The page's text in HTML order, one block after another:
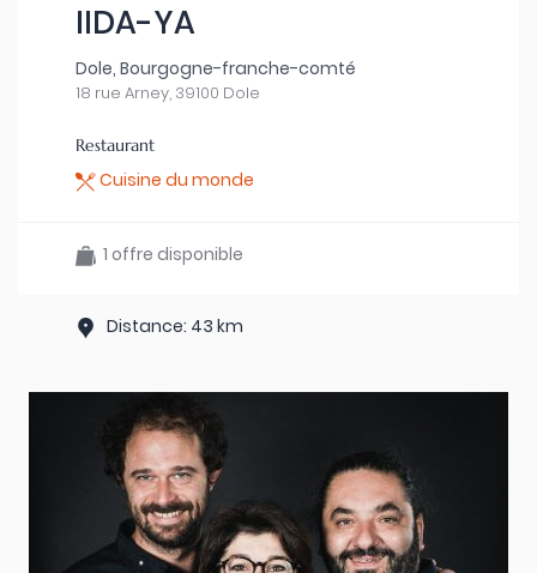
IIDA-YA
Dole, Bourgogne-franche-comté
18 rue Arney, 39100 Dole
Restaurant
Cuisine du monde
1 offre disponible
Distance: 43 km